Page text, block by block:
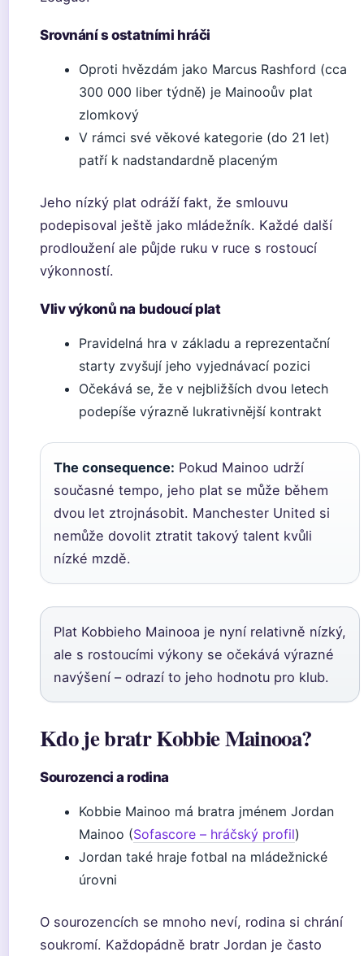
Srovnání s ostatními hráči
Oproti hvězdám jako Marcus Rashford (cca
300 000 liber týdně) je Mainooův plat
zlomkový
V rámci své věkové kategorie (do 21 let)
patří k nadstandardně placeným
Jeho nízký plat odráží fakt, že smlouvu
podepisoval ještě jako mládežník. Každé další
prodloužení ale půjde ruku v ruce s rostoucí
výkonností.
Vliv výkonů na budoucí plat
Pravidelná hra v základu a reprezentační
starty zvyšují jeho vyjednávací pozici
Očekává se, že v nejbližších dvou letech
podepíše výrazně lukrativnější kontrakt
The consequence: Pokud Mainoo udrží
současné tempo, jeho plat se může během
dvou let ztrojnásobit. Manchester United si
nemůže dovolit ztratit takový talent kvůli
nízké mzdě.
Plat Kobbieho Mainooa je nyní relativně nízký,
ale s rostoucími výkony se očekává výrazné
navýšení – odrazí to jeho hodnotu pro klub.
Kdo je bratr Kobbie Mainooa?
Sourozenci a rodina
Kobbie Mainoo má bratra jménem Jordan
Mainoo (Sofascore – hráčský profil)
Jordan také hraje fotbal na mládežnické
úrovni
O sourozencích se mnoho neví, rodina si chrání
soukromí. Každopádně bratr Jordan je často